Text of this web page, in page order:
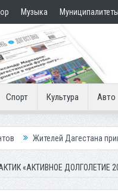
Музыка Муниципалитеты
Спорт Культура Авто
Дагестана приглашает в
«АКТИВНОЕ ДОЛГОЛЕТИЕ